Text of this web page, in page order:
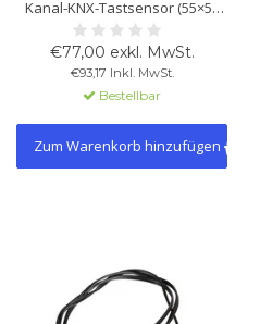
Kanal-KNX-Tastsensor (55×55
mm) mit RGB-LED-Leiste, PI-
Raumregler, Digital/Analog-
Eingang sowie Funktionen für
Schalten, Dimmen, Jalousien
und Szenen.
€77,00 exkl. MwSt.
€93,17 Inkl. MwSt.
Bestellbar
Zum Warenkorb hinzufügen